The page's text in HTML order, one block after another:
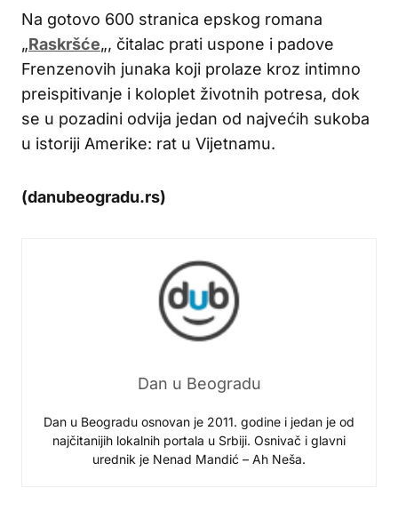
Na gotovo 600 stranica epskog romana
„Raskršće„, čitalac prati uspone i padove
Frenzenovih junaka koji prolaze kroz intimno
preispitivanje i koloplet životnih potresa, dok
se u pozadini odvija jedan od najvećih sukoba
u istoriji Amerike: rat u Vijetnamu.
(danubeogradu.rs)
Dan u Beogradu
Dan u Beogradu osnovan je 2011. godine i jedan je od
najčitanijih lokalnih portala u Srbiji. Osnivač i glavni
urednik je Nenad Mandić – Ah Neša.